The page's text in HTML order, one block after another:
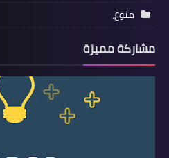
منوع،
مشاركة مميزة